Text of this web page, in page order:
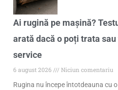
Ai rugină pe mașină?
arată dacă o poți trata
service
6 august 2026
Niciun comentariu
Rugina nu începe întotdeauna cu